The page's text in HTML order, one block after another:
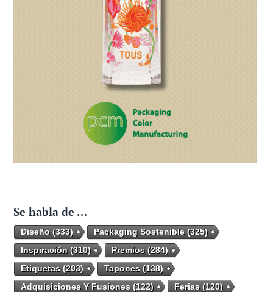
Se habla de …
Diseño (333) Packaging Sostenible(325)
Inspiración (310) Premios(284)
Etiquetas(203) Tapones(138)
Adquisiciones Y Fusiones(122) Ferias(120)